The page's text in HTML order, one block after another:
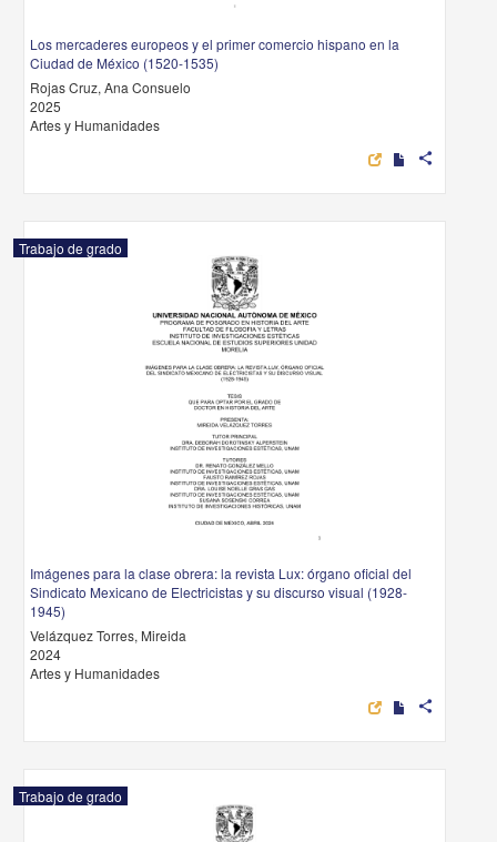
Los mercaderes europeos y el primer comercio hispano en la
Ciudad de México (1520-1535)
Rojas Cruz, Ana Consuelo
2025
Artes y Humanidades
share
Trabajo de grado
Imágenes para la clase obrera: la revista Lux: órgano oficial del
Sindicato Mexicano de Electricistas y su discurso visual (1928-
1945)
Velázquez Torres, Mireida
2024
Artes y Humanidades
share
Trabajo de grado